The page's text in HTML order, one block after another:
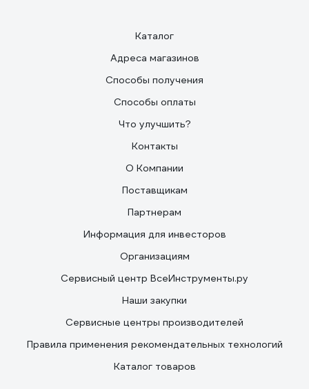
Каталог
Адреса магазинов
Способы получения
Способы оплаты
Что улучшить?
Контакты
О Компании
Поставщикам
Партнерам
Информация для инвесторов
Организациям
Сервисный центр ВсеИнструменты.ру
Наши закупки
Сервисные центры производителей
Правила применения рекомендательных технологий
Каталог товаров